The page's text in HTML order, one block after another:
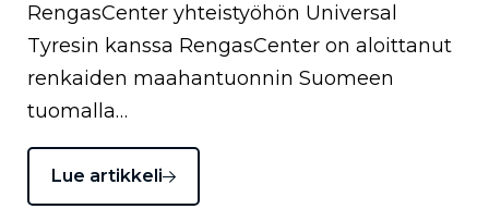
RengasCenter yhteistyöhön Universal
Tyresin kanssa RengasCenter on aloittanut
renkaiden maahantuonnin Suomeen
tuomalla…
Lue artikkeli